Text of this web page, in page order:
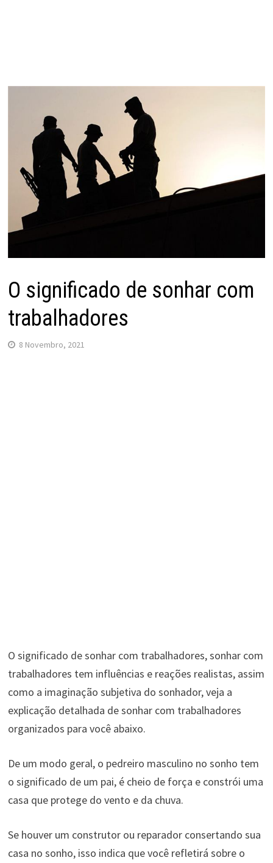
O significado de sonhar com
trabalhadores
8 Novembro, 2021
O significado de sonhar com trabalhadores, sonhar com
trabalhadores tem influências e reações realistas, assim
como a imaginação subjetiva do sonhador, veja a
explicação detalhada de sonhar com trabalhadores
organizados para você abaixo.
De um modo geral, o pedreiro masculino no sonho tem
o significado de um pai, é cheio de força e constrói uma
casa que protege do vento e da chuva.
Se houver um construtor ou reparador consertando sua
casa no sonho, isso indica que você refletirá sobre o